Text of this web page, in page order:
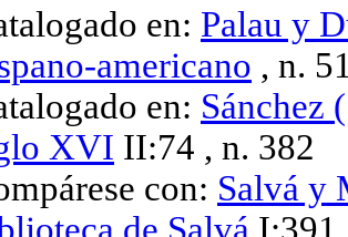
en: Palau y
americano , n.
en: Sánchez
XVI II:74 , n. 382
con: Salvá y
de Salvá I:391